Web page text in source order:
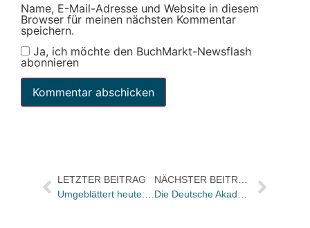
Name, E-Mail-Adresse und Website in diesem
Browser für meinen nächsten Kommentar
speichern.
Ja, ich möchte den BuchMarkt-Newsflash
abonnieren
LETZTER BEITRAG